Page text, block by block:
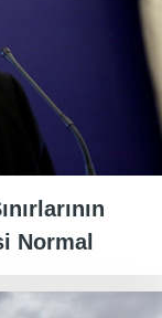
Normal